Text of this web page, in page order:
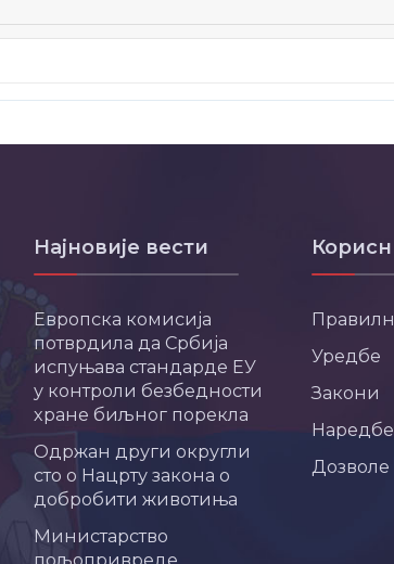
Најновије вести
Европска комисија
потврдила да Србија
испуњава стандарде ЕУ
у контроли безбедности
хране биљног порекла
Одржан други округли
сто о Нацрту закона о
добробити животиња
Министарство
пољопривреде
Уредбе
Закони
Наредбе